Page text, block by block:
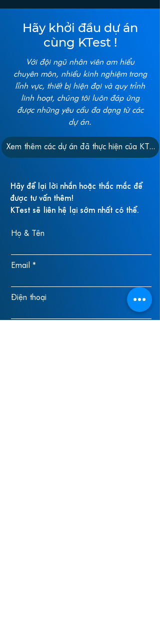
Hãy khởi đầu dự án
cùng KTest !
Với đội ngũ nhân viên am hiểu
chuyên môn, nhiều kinh nghiệm trong
lĩnh vực, thiết bị hiện đại và quy trình
linh hoạt, chúng tôi luôn đáp ứng
được những yêu cầu đa dạng từ các
dự án.
Xem thêm các dự án đã thực hiện của KTest
Hãy để lại lời nhắn hoặc thắc mắc để
được tư vấn thêm!
KTest sẽ liên hệ lại sớm nhất có thể.
Họ & Tên
Email
Điện thoại